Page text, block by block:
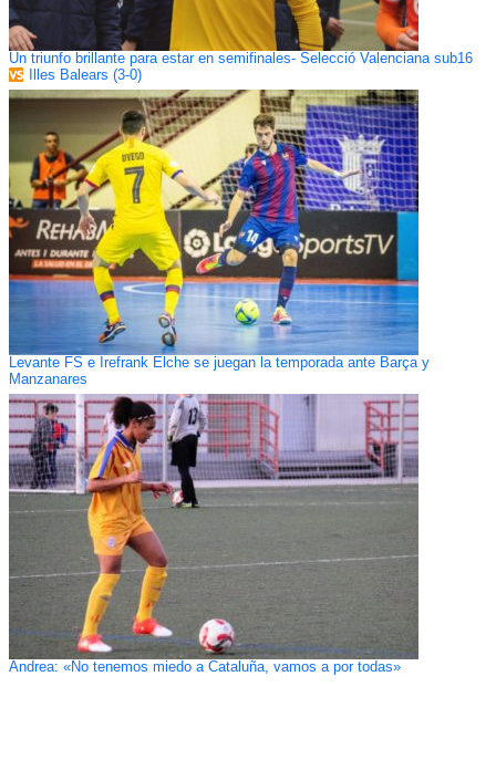
Un triunfo brillante para estar en semifinales- Selecció Valenciana sub16
Illes Balears (3-0)
Levante FS e Irefrank Elche se juegan la temporada ante Barça y
Manzanares
Andrea: «No tenemos miedo a Cataluña, vamos a por todas»